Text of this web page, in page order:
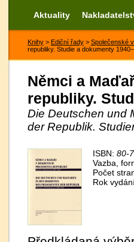
Aktuality
Knihy > Ediční řady > Společenské
republiky. Studie a dokumenty
Němci a
republiky.
Die Deutschen und
der Republik.
ISBN: 80-
Vazba,
Počet
Rok